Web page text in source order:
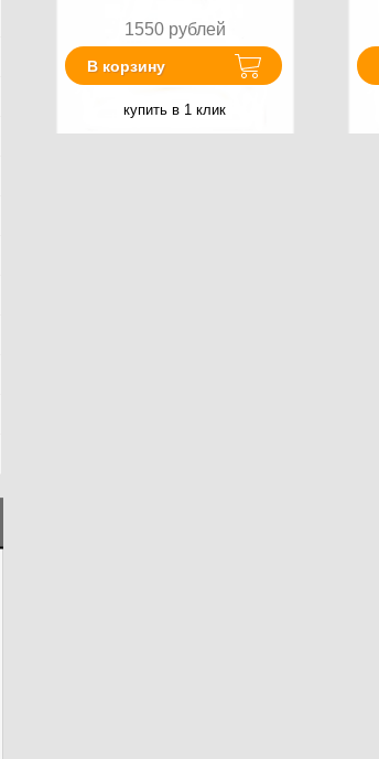
1550 рублей
В корзину
купить в 1 клик